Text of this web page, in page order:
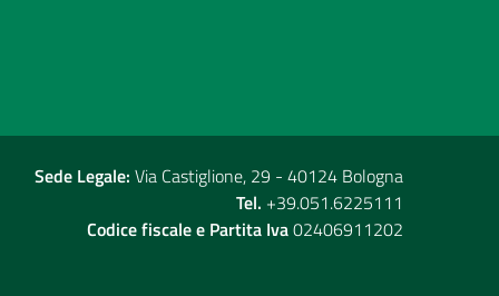
Sede Legale: Via Castiglione, 29 - 40124 Bologna
Tel. +39.051.6225111
Codice fiscale e Partita Iva02406911202